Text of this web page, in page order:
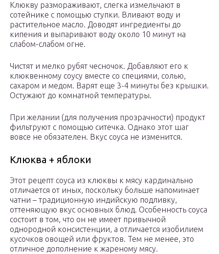
Клюкву размораживают, слегка измельчают в
сотейнике с помощью ступки. Вливают воду и
растительное масло. Доводят ингредиенты до
кипения и выпаривают воду около 10 минут на
слабом-слабом огне.
Чистят и мелко рубят чесночок. Добавляют его к
клюквенному соусу вместе со специями, солью,
сахаром и медом. Варят еще 3-4 минуты без крышки.
Остужают до комнатной температуры.
При желании (для получения прозрачности) продукт
фильтруют с помощью ситечка. Однако этот шаг
вовсе не обязателен. Вкус соуса не изменится.
Клюква + яблоки
Этот рецепт соуса из клюквы к мясу кардинально
отличается от иных, поскольку больше напоминает
чатни – традиционную индийскую подливку,
оттеняющую вкус основных блюд. Особенность соуса
состоит в том, что он не имеет привычной
однородной консистенции, а отличается изобилием
кусочков овощей или фруктов. Тем не менее, это
отличное дополнение к жареному мясу.